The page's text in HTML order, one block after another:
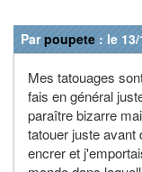
Parpoupete : le
Mes tatouages
fais en général
paraître bizarre
tatouer juste avant
encrer et